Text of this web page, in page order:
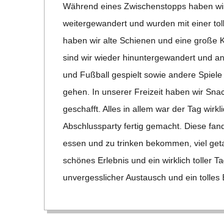
Wäh­rend eines Zwi­schen­stopps haben
wei­ter­ge­wan­dert und wur­den mit einer
haben wir alte Schie­nen und eine große
sind wir wie­der hin­un­ter­ge­wan­dert und
und Fuß­ball gespielt sowie andere
gehen. In unse­rer Frei­zeit haben wir
geschafft. Alles in allem war der Tag
Abschluss­party fer­tig gemacht. Diese
essen und zu trin­ken bekom­men, viel
schö­nes Erleb­nis und ein wirk­lich tol­ler
unver­gess­li­cher Aus­tausch und ein